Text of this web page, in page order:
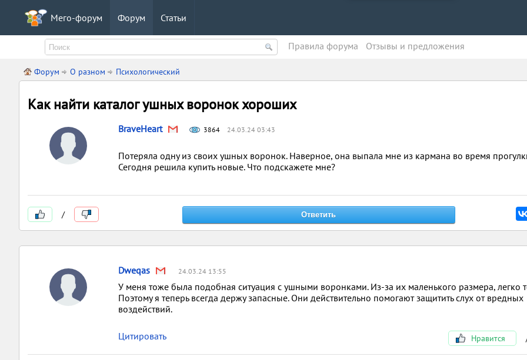
Мего-форум Форум Статьи
Правила форума Oтзывы и предложения
Форум О разном Психологический
Как найти каталог ушных воронок хороших
BraveHeart 3864 24.03.24 03:43
Потеряла одну из своих ушных воронок. Наверное, она выпала мне из кармана во время
Сегодня решила купить новые. Что подскажете мне?
/
Dweqas 24.03.24 13:55
У меня тоже была подобная ситуация с ушными воронками. Из-за их маленького размера, легко
Поэтому я теперь всегда держу запасные. Они действительно помогают защитить слух от вредных
воздействий.
Цитировать Нравится